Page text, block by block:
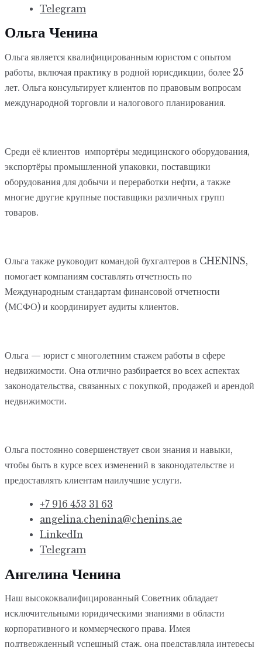
Telegram
Ольга Ченина
Ольга является квалифицированным юристом с опытом
работы, включая практику в родной юрисдикции, более 25
лет. Ольга консультирует клиентов по правовым вопросам
международной торговли и налогового планирования.
Среди её клиентов импортёры медицинского оборудования,
экспортёры промышленной упаковки, поставщики
оборудования для добычи и переработки нефти, а также
многие другие крупные поставщики различных групп
товаров.
Ольга также руководит командой бухгалтеров в CHENINS,
помогает компаниям составлять отчетность по
Международным стандартам финансовой отчетности
(МСФО) и координирует аудиты клиентов.
Ольга — юрист с многолетним стажем работы в сфере
недвижимости. Она отлично разбирается во всех аспектах
законодательства, связанных с покупкой, продажей и арендой
недвижимости.
Ольга постоянно совершенствует свои знания и навыки,
чтобы быть в курсе всех изменений в законодательстве и
предоставлять клиентам наилучшие услуги.
+7 916 453 31 63
angelina.chenina@chenins.ae
LinkedIn
Telegram
Ангелина Ченина
Наш высококвалифицированный Советник обладает
исключительными юридическими знаниями в области
корпоративного и коммерческого права. Имея
подтвержденный успешный стаж, она представляла интересы